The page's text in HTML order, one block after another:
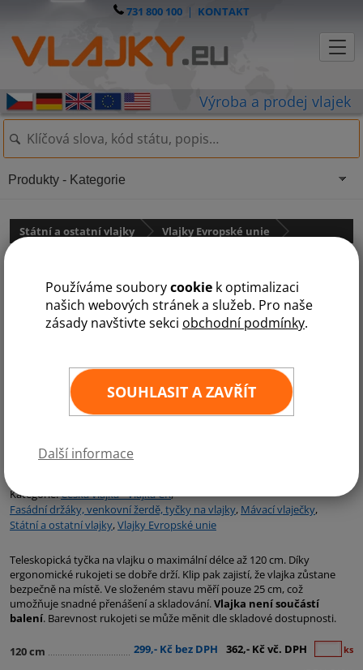
Používáme souborycookie k optimalizaci
našich webových stránek a služeb. Pro naše
zásady navštivte sekci obchodní podmínky.
SOUHLASIT A ZAVŘÍT
Další informace
731 800 100 | KONTAKT
Státní a ostatní vlajky Vlajky Evropské unie
cm
Kategorie:Česká vlajka - Vlajka ČR,
Fasádní držáky, venkovní žerdě, tyčky na vlajky, Mávací vlaječky,
Státní a ostatní vlajky,Vlajky Evropské unie
Teleskopická tyčka na vlajku o maximální délce až 120 cm. Díky
ergonomické rukojeti se dobře drží. Klip pak zajistí, že vlajka zůstane
bezpečně na místě. Ve složeném stavu měří pouze 25 cm, což
umožňuje snadné přenášení a skladování.Vlajka není součástí
balení. Barevnost rukojeti se může měnit dle skladové dostupnosti.
120 cm 299,- Kč bez DPH 362,- Kč vč. DPH ks
Produkty - Kategorie